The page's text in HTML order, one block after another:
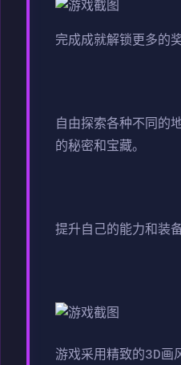
完成成就解锁更多的
自由探索各种不同的
的秘密和宝藏。
提升自己的能力和装
游戏采用精致的3D画